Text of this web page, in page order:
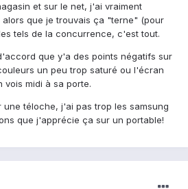
et sur le net, j'ai vraiment
alors que je trouvais ça "terne" (pour
tels de la concurrence, c'est tout.
que y'a des points négatifs sur
un peu trop saturé ou l'écran
midi à sa porte.
une téloche, j'ai pas trop les samsung
que j'apprécie ça sur un portable!